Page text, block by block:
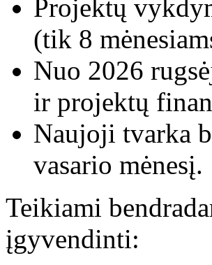
Projektų
(tik 8
Nuo 2026
ir projektų
Naujoji tvarka
vasario mėnesį.
Teikiami
įgyvendinti: